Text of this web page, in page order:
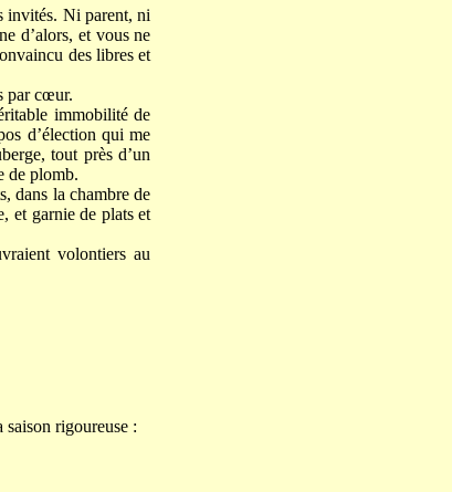
invités. Ni parent, ni
d’alors, et vous ne
des libres et
par cœur.
immobilité de
d’élection qui me
tout près d’un
de plomb.
dans la chambre de
et garnie de plats et
volontiers au
saison rigoureuse :